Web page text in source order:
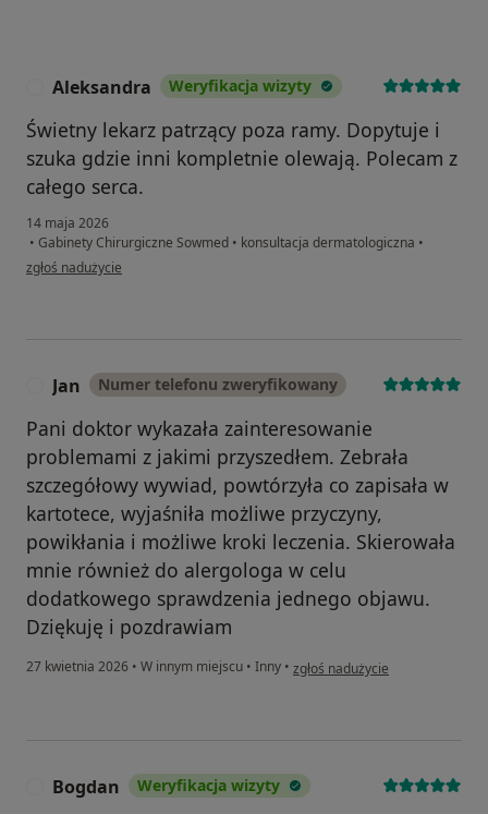
Aleksandra Weryfikacja wizyty
Świetny lekarz patrzący poza ramy. Dopytuje i
szuka gdzie inni kompletnie olewają. Polecam z
całego serca.
14 maja 2026
• Gabinety Chirurgiczne Sowmed • konsultacja dermatologiczna •
w opinii użytkownika Aleksandra
zgłoś nadużycie
Jan Numer telefonu zweryfikowany
Pani doktor wykazała zainteresowanie
problemami z jakimi przyszedłem. Zebrała
szczegółowy wywiad, powtórzyła co zapisała w
kartotece, wyjaśniła możliwe przyczyny,
powikłania i możliwe kroki leczenia. Skierowała
mnie również do alergologa w celu
dodatkowego sprawdzenia jednego objawu.
Dziękuję i pozdrawiam
27 kwietnia 2026 • W innym miejscu • Inny • w opinii użytkownika Jan
zgłoś nadużycie
Bogdan Weryfikacja wizyty